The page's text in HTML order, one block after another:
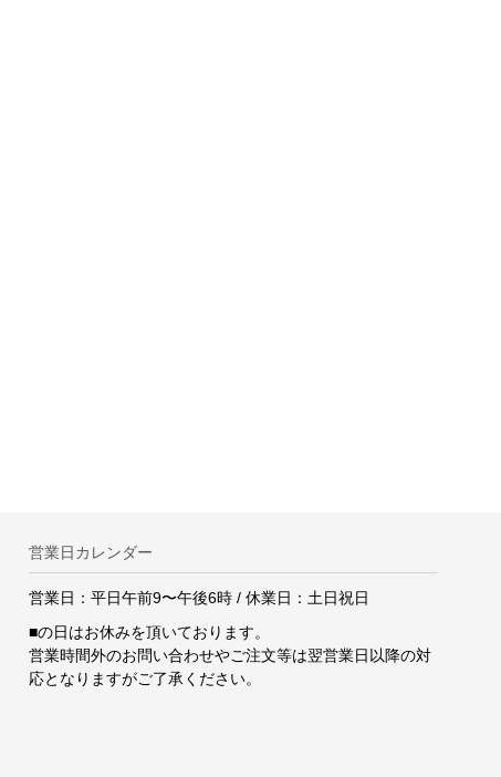
営業日カレンダー
営業日：平日午前9〜午後6時 / 休業日：土日祝日
■の日はお休みを頂いております。
営業時間外のお問い合わせやご注文等は翌営業日以降の対
応となりますがご了承ください。